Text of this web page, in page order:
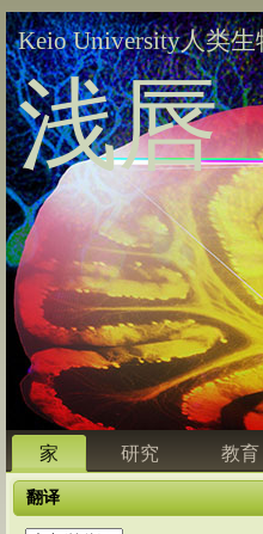
Keio University人类
浅唇
家 研究 教育
翻译